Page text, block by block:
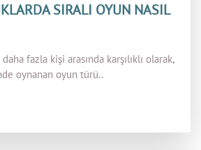
SIRALI OYUN NASIL
fazla kişi arasında karşılıklı olarak,
oynanan oyun türü..